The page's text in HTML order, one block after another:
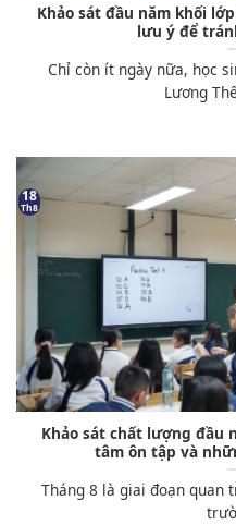
Khảo sát đầu năm khối
lưu ý để
Chỉ còn ít ngày nữa, học
Lương
Khảo sát chất lượng đầu
tâm ôn tập và
Tháng 8 là giai đoạn quan
18
Th8